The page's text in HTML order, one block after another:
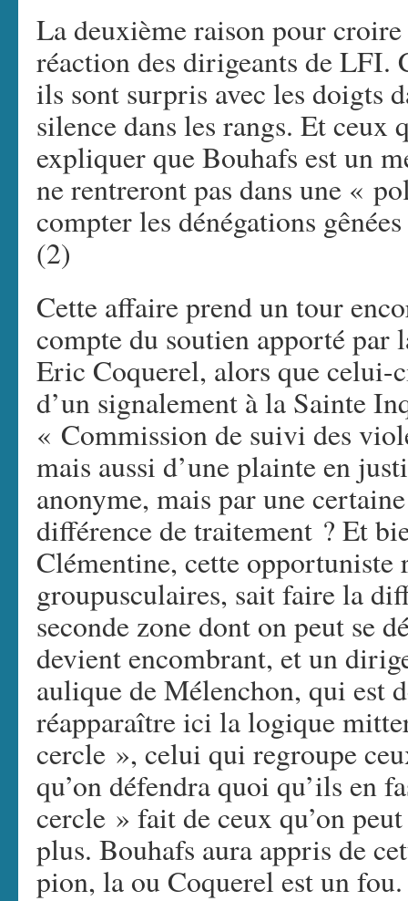
La deuxième raison pour croire
réaction des dirigeants de LFI.
ils sont surpris avec les doigts
silence dans les rangs. Et
expliquer que Bouhafs est un
ne rentreront pas dans une «
compter les dénégations
(2)
Cette affaire prend un tour
compte du soutien apporté par
Eric Coquerel, alors que celui-
d’un signalement à la Sainte
« Commission de suivi des
mais aussi d’une plainte en
anonyme, mais par une
différence de traitement ? Et
Clémentine, cette
groupusculaires, sait faire la
seconde zone dont on peut se
devient encombrant, et un
aulique de Mélenchon, qui est
réapparaître ici la logique
cercle », celui qui regroupe
qu’on défendra quoi qu’ils en
cercle » fait de ceux qu’on
plus. Bouhafs aura appris de
pion, la ou Coquerel est un fou.